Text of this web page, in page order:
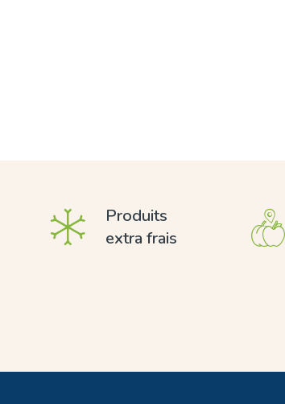
Produits
extra frais